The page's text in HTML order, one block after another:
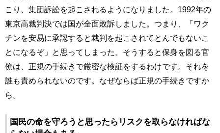
こり、集団訴訟を起こされるようになりました。1992年の
東京高裁判決では国が全面敗訴しました。つまり、「ワク
チンを安易に承認すると裁判を起こされてとんでもないこ
とになるぞ」と思ってしまった。そうすると保身を図る官
僚は、正規の手続きで厳密な検証をするわけです。それを
誰も責められないのです。なぜならば正規の手続きですか
ら。
国民の命を守ろうと思ったらリスクを取らなければな